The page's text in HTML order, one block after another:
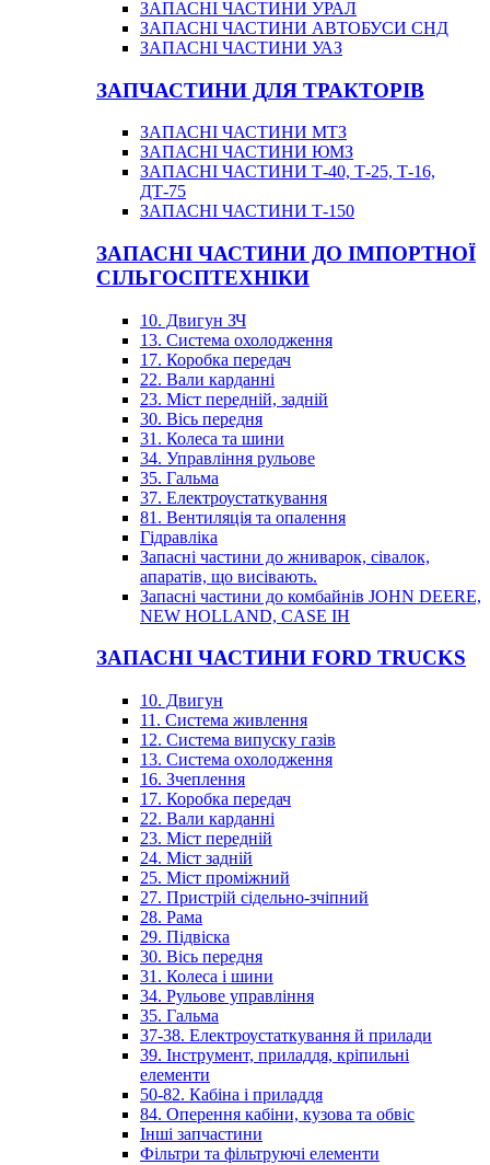
ЗАПАСНІ ЧАСТИНИ УРАЛ
ЗАПАСНІ ЧАСТИНИ АВТОБУСИ СНД
ЗАПАСНІ ЧАСТИНИ УАЗ
ЗАПЧАСТИНИ ДЛЯ ТРАКТОРІВ
ЗАПАСНІ ЧАСТИНИ МТЗ
ЗАПАСНІ ЧАСТИНИ ЮМЗ
ЗАПАСНІ ЧАСТИНИ Т-40, Т-25, Т-16,
ДТ-75
ЗАПАСНІ ЧАСТИНИ Т-150
ЗАПАСНІ ЧАСТИНИ ДО ІМПОРТНОЇ
СІЛЬГОСПТЕХНІКИ
10. Двигун ЗЧ
13. Система охолодження
17. Коробка передач
22. Вали карданні
23. Міст передній, задній
30. Вісь передня
31. Колеса та шини
34. Управління рульове
35. Гальма
37. Електроустаткування
81. Вентиляція та опалення
Гідравліка
Запасні частини до жниварок, сівалок,
апаратів, що висівають.
Запасні частини до комбайнів JOHN DEERE,
NEW HOLLAND, CASE IH
ЗАПАСНІ ЧАСТИНИ FORD TRUCKS
10. Двигун
11. Система живлення
12. Система випуску газів
13. Система охолодження
16. Зчеплення
17. Коробка передач
22. Вали карданні
23. Міст передній
24. Міст задній
25. Міст проміжний
27. Пристрій сідельно-зчіпний
28. Рама
29. Підвіска
30. Вісь передня
31. Колеса і шини
34. Рульове управління
35. Гальма
37-38. Електроустаткування й прилади
39. Інструмент, приладдя, кріпильні
елементи
50-82. Кабіна і приладдя
84. Оперення кабіни, кузова та обвіс
Інші запчастини
Фільтри та фільтруючі елементи